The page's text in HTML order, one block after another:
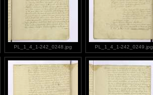
PL_1_4_1-242_0248.jpg PL_1_4_1-242_0249.jpg